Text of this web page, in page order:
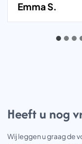
Emma S.
Heeft u nog
Wij leggen u graag de